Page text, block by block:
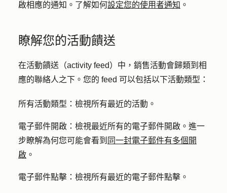
啟相應的通知。了解如何設定您的使用者通知 。
瞭解您的活動饋送
在活動饋送（activity feed）中，銷售活動會歸類到相
應的聯絡人之下。您的 feed 可以包括以下活動類型：
所有活動類型： 檢視所有最近的活動。
電子郵件開啟： 檢視最近所有的電子郵件開啟。進一
步瞭解為何您可能會看到 同一封電子郵件有多個開
啟 。
電子郵件點擊： 檢視所有最近的電子郵件點擊。